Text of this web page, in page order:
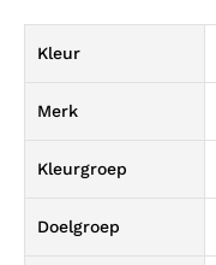
Kleur
Merk
Kleurgroep
Doelgroep